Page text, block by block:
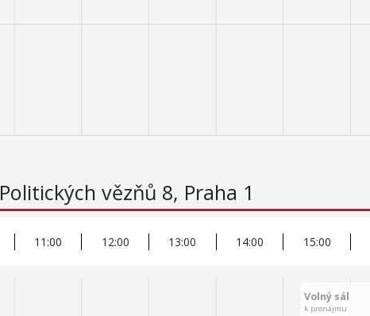
Politických vězňů 8, Praha 1
11:00 12:00 13:00 14:00 15:00
Volný sál
k pronájmu